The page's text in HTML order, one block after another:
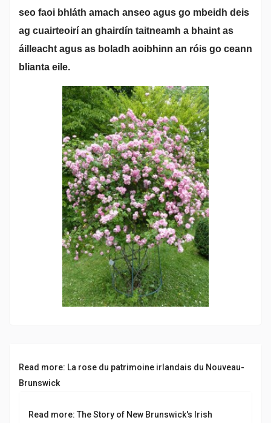
seo faoi bhláth amach anseo agus go mbeidh deis
ag cuairteoirí an ghairdín taitneamh a bhaint as
áilleacht agus as boladh aoibhinn an róis go ceann
blianta eile.
Read more: La rose du patrimoine irlandais du Nouveau-
Brunswick
Read more: The Story of New Brunswick's Irish